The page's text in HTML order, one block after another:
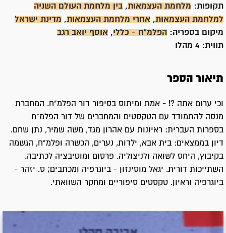
תקופות: מלחמת העצמאות, בין מלחמת העולם השניה
למלחמת העצמאות, אחרי מלחמת העצמאות, מדינת ישראל
מיקום בספריה:
הפלמ"ח - כללי, אוסף יואב רגב
תווית: 4 מהלו
תיאור הספר
וכי ערום אתה ?! - אמת ומיתוס בסיפור דור הפלמ"ח. המחברת
מנסה להתמודד עם הטקסטים והמחברים של דור הפלמ"ח
בספרות העברית: ראיונות עם אהרון מגד, משה שמיר, נתן שחם.
דיון בממצאים: בית אבא, ילדות, נערים, הכשרה ופלמ"ח, הגשמה
בקיבוץ, היחס לשואה ולניצוליה. פרסום ומוטיבציה לכתיבה.
השתייכות דורית. יגאל מוסינזון - ביוגרפיה ומכתבים; ס. יזהר -
ביוגרפיה וראיון. טקסטים סיפוריים ומחקר השוואתי.